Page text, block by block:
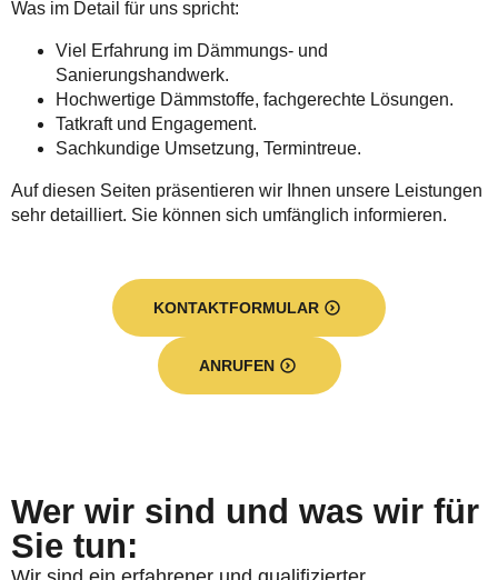
Was im Detail für uns spricht:
Viel Erfahrung im Dämmungs- und
Sanierungshandwerk.
Hochwertige Dämmstoffe, fachgerechte Lösungen.
Tatkraft und Engagement.
Sachkundige Umsetzung, Termintreue.
Auf diesen Seiten präsentieren wir Ihnen unsere Leistungen
sehr detailliert. Sie können sich umfänglich informieren.
KONTAKTFORMULAR
ANRUFEN
Wer wir sind und was wir für
Sie tun: